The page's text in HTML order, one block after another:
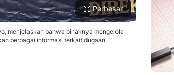
Perbesar
menjelaskan bahwa pihaknya mengelola
berbagai informasi terkait dugaan